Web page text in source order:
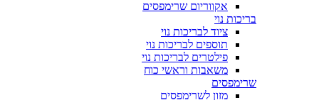
אקווריום שרימפסים
בריכות נוי
ציוד לבריכות נוי
תוספים לבריכות נוי
פילטרים לבריכות נוי
משאבות וראשי כוח
שרימפסים
מזון לשרימפסים